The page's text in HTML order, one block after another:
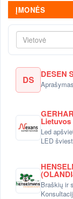
ĮMONĖS
Vietovė
DS DESEN
Led
LED
Braškių ir